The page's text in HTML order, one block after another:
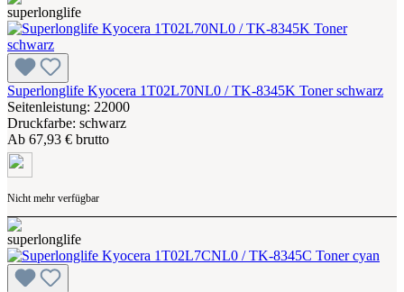
Superlonglife Kyocera 1T02L70NL0 / TK-8345K Toner schwarz
Seitenleistung: 22000
Druckfarbe: schwarz
Ab 67,93 € brutto
Nicht mehr verfügbar